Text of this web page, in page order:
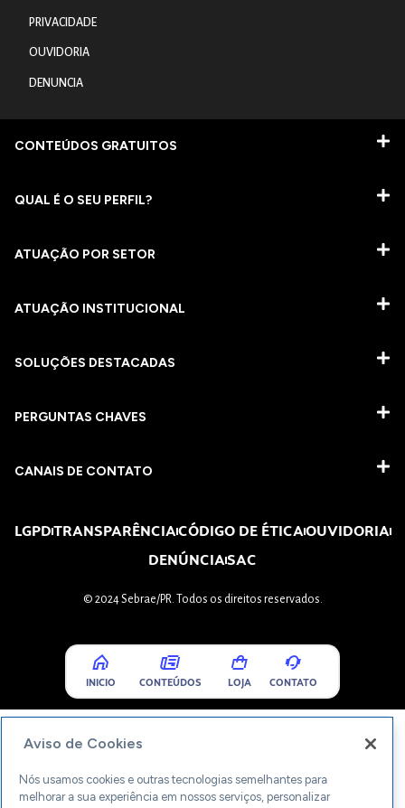
PRIVACIDADE
OUVIDORIA
DENUNCIA
CONTEÚDOS GRATUITOS
QUAL É O SEU PERFIL?
ATUAÇÃO POR SETOR
ATUAÇÃO INSTITUCIONAL
SOLUÇÕES DESTACADAS
PERGUNTAS CHAVES​
CANAIS DE CONTATO
LGPDTRANSPARÊNCIACÓDIGO DE ÉTICAOUVIDORIA
DENÚNCIASAC
© 2024 Sebrae/PR. Todos os direitos reservados.
INICIO CONTEÚDOS LOJA CONTATO
Aviso de Cookies
Nós usamos cookies e outras tecnologias semelhantes para
melhorar a sua experiência em nossos serviços, personalizar